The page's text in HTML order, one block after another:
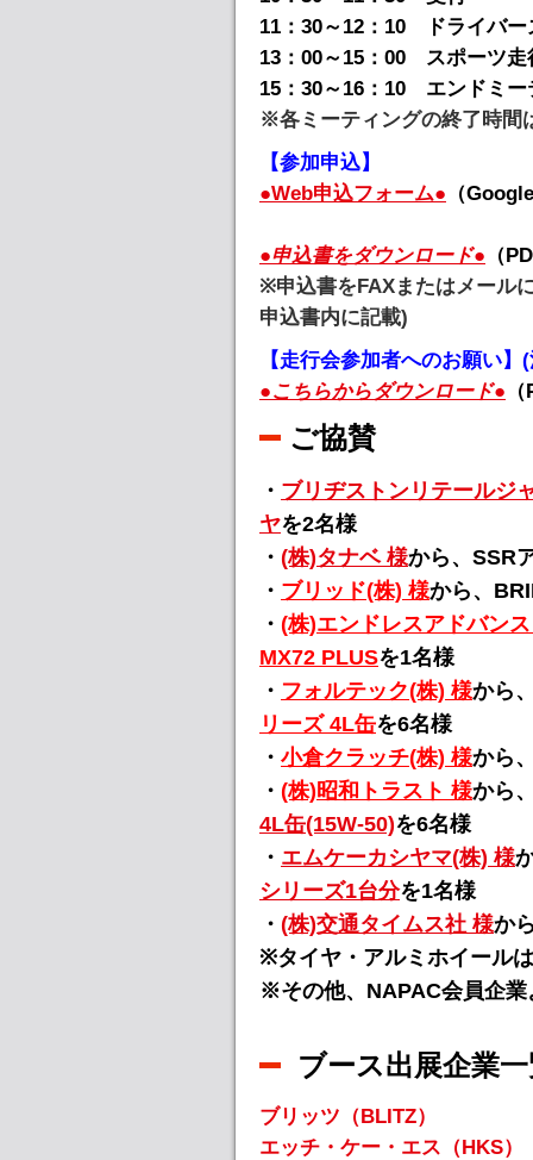
11：30～12：10 ドライバー
13：00～15：00 スポーツ走
15：30～16：10 エンドミー
※各ミーティングの終了時間
【参加申込】
●Web申込フォーム● （
●申込書をダウンロード● （
※申込書をFAXまたはメール
申込書内に記載)
【走行会参加者へのお願い】
●こちらからダウンロード●
ご協賛
・ ブリヂストンリテールジ
ヤを2名様
・ (株)タナベ 様から、SSR
・ ブリッド(株) 様から、
・ (株)エンドレスアドバン
MX72 PLUSを1名様
・ フォルテック(株) 様から
リーズ 4L缶を6名様
・ 小倉クラッチ(株) 様から
・ (株)昭和トラスト 様から
4L缶(15W-50)を6名様
・ エムケーカシヤマ(株) 様
シリーズ1台分を1名様
・ (株)交通タイムス社 様か
※タイヤ・アルミホイール
※その他、NAPAC会員企業
ブース出展企業
ブリッツ（BLITZ）
エッチ・ケー・エス（HKS）